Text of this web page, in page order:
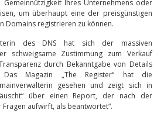
Ihres Unternehmens oder
um überhaupt eine der preisgünstigen
Domains registrieren zu können.
des DNS hat sich der massiven
schweigsame Zustimmung zum Verkauf
durch Bekanntgabe von Details
Magazin „The Register“ hat die
gesehen und zeigt sich in
über einen Report, der nach der
Fragen aufwirft, als beantwortet“.